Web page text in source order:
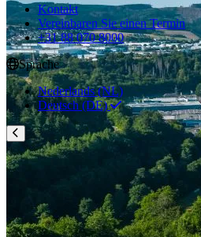
Kontakt
Vereinbaren Sie einen Termin
+31 88 070 8000
Sprache
Nederlands (NL)
Deutsch (DE)